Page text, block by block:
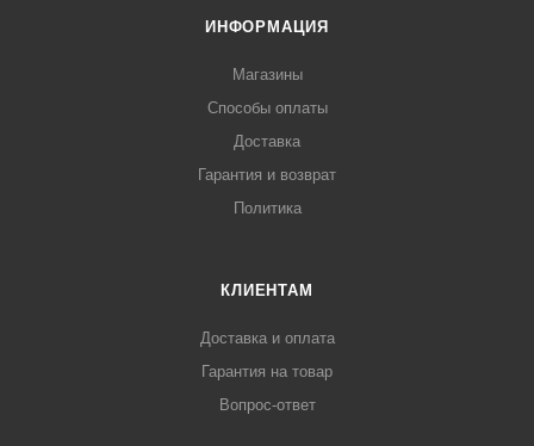
ИНФОРМАЦИЯ
Магазины
Способы оплаты
Доставка
Гарантия и возврат
Политика
КЛИЕНТАМ
Доставка и оплата
Гарантия на товар
Вопрос-ответ